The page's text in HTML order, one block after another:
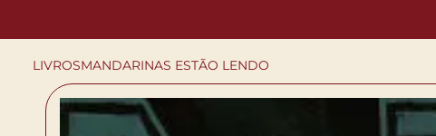
LIVROSMANDARINAS ESTÃO LENDO